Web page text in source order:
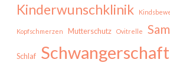
Kinderwunschklinik
Kopfschmerzen Mutterschutz Ovitrelle
Schlaf Schwangerschaft